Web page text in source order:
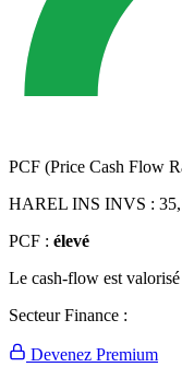
PCF (Price Cash Flow
HAREL INS INVS :
PCF : élevé
Le cash-flow est
Secteur Finance :
Devenez Premium